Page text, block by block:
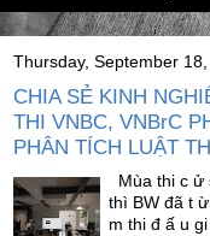
Thursday, September
CHIA SẺ KINH
THI VNBC, VNBrC
PHÂN TÍCH LUẬT
Mùa thi c ử
thì BW đã t
m thi đ ấ u